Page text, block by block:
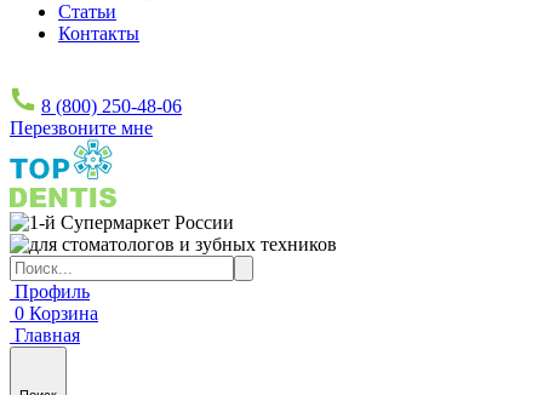
Статьи
Контакты
8 (800) 250-48-06
Перезвоните мне
Профиль
0 Корзина
Главная